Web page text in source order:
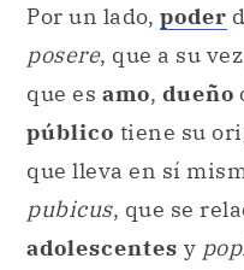
Por un lado, poder
posere, que a su
que es amo, dueño
público tiene su
que lleva en sí
pubicus, que se
adolescentes y